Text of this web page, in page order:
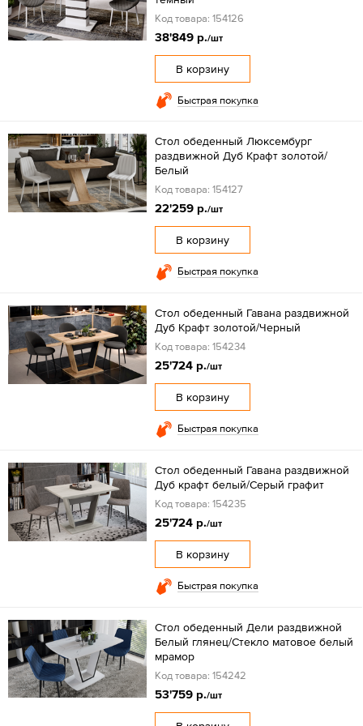
Код товара: 154126
38'849 р./шт
В корзину
Быстрая покупка
Стол обеденный Люксембург
раздвижной Дуб Крафт золотой/
Белый
Код товара: 154127
22'259 р./шт
В корзину
Быстрая покупка
Стол обеденный Гавана раздвижной
Дуб Крафт золотой/Черный
Код товара: 154234
25'724 р./шт
В корзину
Быстрая покупка
Стол обеденный Гавана раздвижной
Дуб крафт белый/Серый графит
Код товара: 154235
25'724 р./шт
В корзину
Быстрая покупка
Стол обеденный Дели раздвижной
Белый глянец/Стекло матовое белый
мрамор
Код товара: 154242
53'759 р./шт